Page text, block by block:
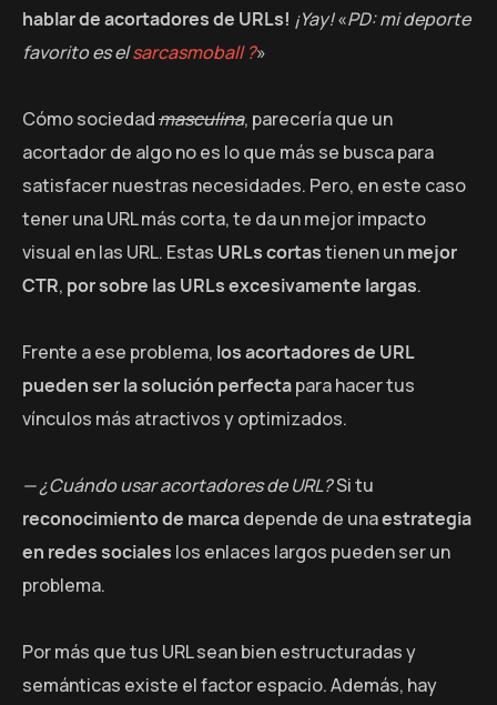
hablar de acortadores de URLs! ¡Yay!«PD: mi deporte
favorito es elsarcasmoball ?»
Cómo sociedadmasculina, parecería que un
acortador de algo no es lo que más se busca para
satisfacer nuestras necesidades. Pero, en este caso
tener una URL más corta, te da un mejor impacto
visual en las URL. Estas URLs cortastienen unmejor
CTR, por sobre las URLs excesivamente largas.
Frente a ese problema, los acortadores de URL
pueden ser la solución perfectapara hacer tus
vínculos más atractivos y optimizados.
— ¿Cuándo usar acortadores de URL?Si tu
reconocimiento de marcadepende de unaestrategia
en redes sociales los enlaces largos pueden ser un
problema.
Por más que tus URL sean bien estructuradas y
semánticas existe el factor espacio. Además, hay